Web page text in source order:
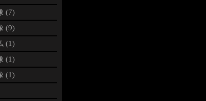
(7)
(9)
(1)
(1)
(1)